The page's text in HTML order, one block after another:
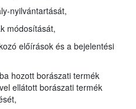
nyilvántartását,
módosítását,
előírások és a bejelentési
hozott borászati termék
ellátott borászati termék